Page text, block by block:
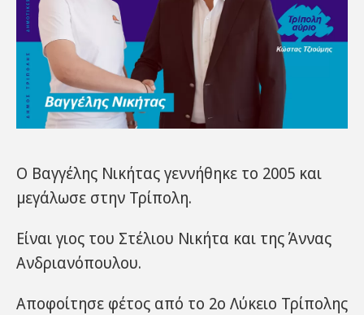
Ο Βαγγέλης Νικήτας γεννήθηκε το 2005 και
μεγάλωσε στην Τρίπολη.
Είναι γιος του Στέλιου Νικήτα και της Άννας
Ανδριανόπουλου.
Αποφοίτησε φέτος από το 2ο Λύκειο Τρίπολης